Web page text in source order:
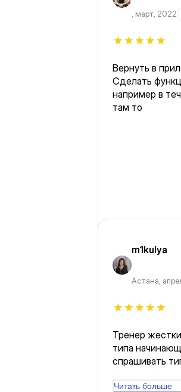
, март, 2022
Вернуть в
Сделать
например в течение часа-
там то
m1kulya
Астана,
Тренер
типа
спрашивать
Читать больше